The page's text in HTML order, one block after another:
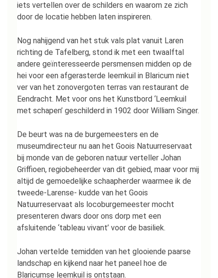
iets vertellen over de schilders en waarom ze zich
door de locatie hebben laten inspireren.
Nog nahijgend van het stuk vals plat vanuit Laren
richting de Tafelberg, stond ik met een twaalftal
andere geïnteresseerde persmensen midden op de
hei voor een afgerasterde leemkuil in Blaricum niet
ver van het zonovergoten terras van restaurant de
Eendracht. Met voor ons het Kunstbord ‘Leemkuil
met schapen’ geschilderd in 1902 door William Singer.
De beurt was na de burgemeesters en de
museumdirecteur nu aan het Goois Natuurreservaat
bij monde van de geboren natuur verteller Johan
Griffioen, regiobeheerder van dit gebied, maar voor mij
altijd de gemoedelijke schaapherder waarmee ik de
tweede-Larense- kudde van het Goois
Natuurreservaat als locoburgemeester mocht
presenteren dwars door ons dorp met een
afsluitende ‘tableau vivant’ voor de basiliek.
Johan vertelde temidden van het glooiende paarse
landschap en kijkend naar het paneel hoe de
Blaricumse leemkuil is ontstaan.